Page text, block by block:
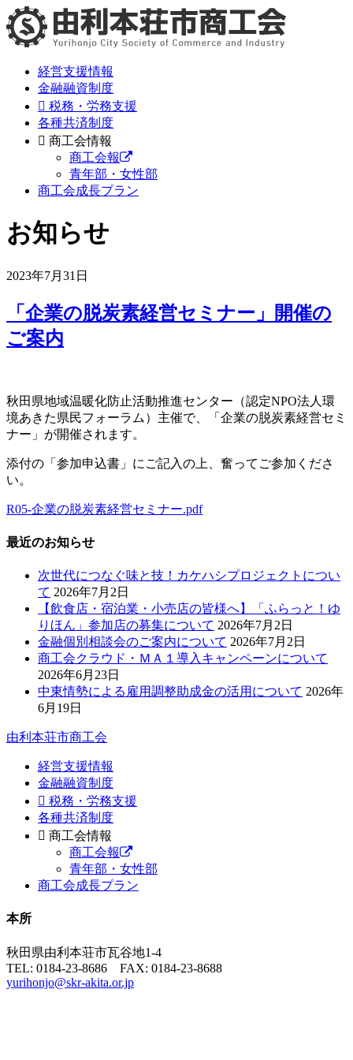
経営支援情報
金融融資制度
税務・労務支援
各種共済制度
商工会情報
商工会報
青年部・女性部
商工会成長プラン
お知らせ
2023年7月31日
「企業の脱炭素経営セミナー」開催の
ご案内
秋田県地域温暖化防止活動推進センター（認定NPO法人環
境あきた県民フォーラム）主催で、「企業の脱炭素経営セミ
ナー」が開催されます。
添付の「参加申込書」にご記入の上、奮ってご参加くださ
い。
R05-企業の脱炭素経営セミナー.pdf
最近のお知らせ
次世代につなぐ味と技！カケハシプロジェクトについ
て 2026年7月2日
【飲食店・宿泊業・小売店の皆様へ】「ふらっと！ゆ
りほん」参加店の募集について 2026年7月2日
金融個別相談会のご案内について 2026年7月2日
商工会クラウド・ＭＡ１導入キャンペーンについて
2026年6月23日
中東情勢による雇用調整助成金の活用について 2026年
6月19日
由利本荘市商工会
経営支援情報
金融融資制度
税務・労務支援
各種共済制度
商工会情報
商工会報
青年部・女性部
商工会成長プラン
本所
秋田県由利本荘市瓦谷地1-4
TEL: 0184-23-8686 FAX: 0184-23-8688
yurihonjo@skr-akita.or.jp